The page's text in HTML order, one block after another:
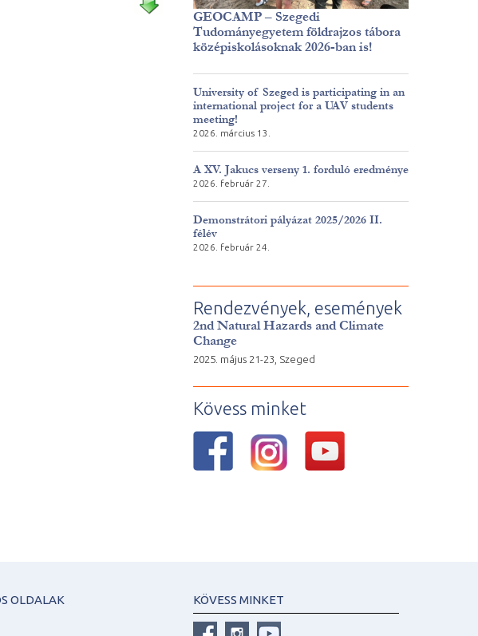
GEOCAMP – Szegedi
Tudományegyetem földrajzos tábora
középiskolásoknak 2026-ban is!
University of Szeged is participating in an
international project for a UAV students
meeting!
2026. március 13.
A XV. Jakucs verseny 1. forduló eredménye
2026. február 27.
Demonstrátori pályázat 2025/2026 II.
félév
2026. február 24.
Rendezvények, események
2nd Natural Hazards and Climate
Change
2025. május 21-23, Szeged
Kövess minket
OLDALAK KÖVESS MINKET